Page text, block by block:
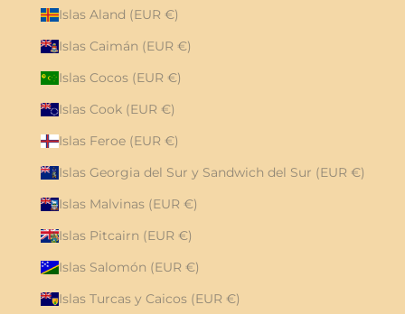
Islas Aland (EUR €)
Islas Caimán (EUR €)
Islas Cocos (EUR €)
Islas Cook (EUR €)
Islas Feroe (EUR €)
Islas Georgia del Sur y Sandwich del Sur (EUR €)
Islas Malvinas (EUR €)
Islas Pitcairn (EUR €)
Islas Salomón (EUR €)
Islas Turcas y Caicos (EUR €)